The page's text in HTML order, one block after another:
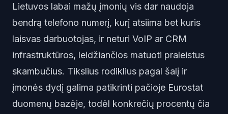
Lietuvos labai mažų įmonių vis dar naudoja
bendrą telefono numerį, kurį atsiima bet kuris
laisvas darbuotojas, ir neturi VoIP ar CRM
infrastruktūros, leidžiančios matuoti praleistus
skambučius. Tikslius rodiklius pagal šalį ir
įmonės dydį galima patikrinti pačioje Eurostat
duomenų bazėje, todėl konkrečių procentų čia